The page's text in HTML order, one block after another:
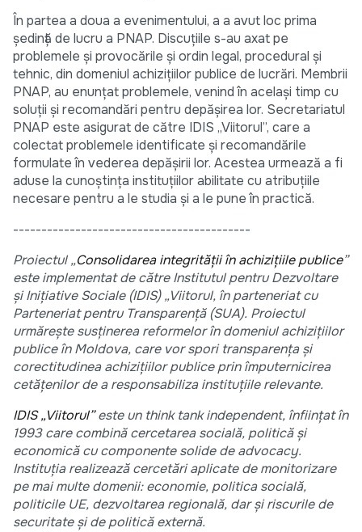
În partea a doua a evenimentului, a a avut loc prima
ședință de lucru a PNAP. Discuțiile s-au axat pe
problemele și provocările și ordin legal, procedural și
tehnic, din domeniul achizițiilor publice de lucrări. Membrii
PNAP, au enunțat problemele, venind în același timp cu
soluții și recomandări pentru depășirea lor. Secretariatul
PNAP este asigurat de către IDIS „Viitorul”, care a
colectat problemele identificate și recomandările
formulate în vederea depășirii lor. Acestea urmează a fi
aduse la cunoștința instituțiilor abilitate cu atribuțiile
necesare pentru a le studia și a le pune în practică.
------------------------------------------
Proiectul „Consolidarea integrității în achizițiile publice”
este implementat de către Institutul pentru Dezvoltare
și Inițiative Sociale (IDIS) „Viitorul, în parteneriat cu
Parteneriat pentru Transparență (SUA). Proiectul
urmărește susținerea reformelor în domeniul achizițiilor
publice în Moldova, care vor spori transparența și
corectitudinea achizițiilor publice prin împuternicirea
cetățenilor de a responsabiliza instituțiile relevante.
IDIS „Viitorul”este un think tank independent, înființat în
1993 care combină cercetarea socială, politică și
economică cu componente solide de advocacy.
Instituția realizează cercetări aplicate de monitorizare
pe mai multe domenii: economie, politica socială,
politicile UE, dezvoltarea regională, dar și riscurile de
securitate și de politică externă.